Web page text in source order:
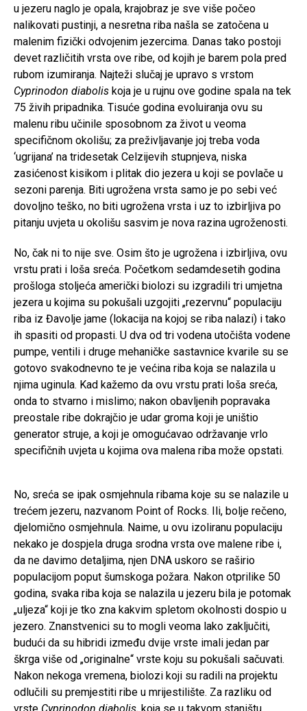
u jezeru naglo je opala, krajobraz je sve više počeo
nalikovati pustinji, a nesretna riba našla se zatočena u
malenim fizički odvojenim jezercima. Danas tako postoji
devet različitih vrsta ove ribe, od kojih je barem pola pred
rubom izumiranja. Najteži slučaj je upravo s vrstom
Cyprinodon diabolis koja je u rujnu ove godine spala na tek
75 živih pripadnika. Tisuće godina evoluiranja ovu su
malenu ribu učinile sposobnom za život u veoma
specifičnom okolišu; za preživljavanje joj treba voda
‘ugrijana’ na tridesetak Celzijevih stupnjeva, niska
zasićenost kisikom i plitak dio jezera u koji se povlače u
sezoni parenja. Biti ugrožena vrsta samo je po sebi već
dovoljno teško, no biti ugrožena vrsta i uz to izbirljiva po
pitanju uvjeta u okolišu sasvim je nova razina ugroženosti.
No, čak ni to nije sve. Osim što je ugrožena i izbirljiva, ovu
vrstu prati i loša sreća. Početkom sedamdesetih godina
prošloga stoljeća američki biolozi su izgradili tri umjetna
jezera u kojima su pokušali uzgojiti „rezervnu“ populaciju
riba iz Đavolje jame (lokacija na kojoj se riba nalazi) i tako
ih spasiti od propasti. U dva od tri vodena utočišta vodene
pumpe, ventili i druge mehaničke sastavnice kvarile su se
gotovo svakodnevno te je većina riba koja se nalazila u
njima uginula. Kad kažemo da ovu vrstu prati loša sreća,
onda to stvarno i mislimo; nakon obavljenih popravaka
preostale ribe dokrajčio je udar groma koji je uništio
generator struje, a koji je omogućavao održavanje vrlo
specifičnih uvjeta u kojima ova malena riba može opstati.
No, sreća se ipak osmjehnula ribama koje su se nalazile u
trećem jezeru, nazvanom Point of Rocks. Ili, bolje rečeno,
djelomično osmjehnula. Naime, u ovu izoliranu populaciju
nekako je dospjela druga srodna vrsta ove malene ribe i,
da ne davimo detaljima, njen DNA uskoro se raširio
populacijom poput šumskoga požara. Nakon otprilike 50
godina, svaka riba koja se nalazila u jezeru bila je potomak
„uljeza“ koji je tko zna kakvim spletom okolnosti dospio u
jezero. Znanstvenici su to mogli veoma lako zaključiti,
budući da su hibridi između dvije vrste imali jedan par
škrga više od „originalne“ vrste koju su pokušali sačuvati.
Nakon nekoga vremena, biolozi koji su radili na projektu
odlučili su premjestiti ribe u mrijestilište. Za razliku od